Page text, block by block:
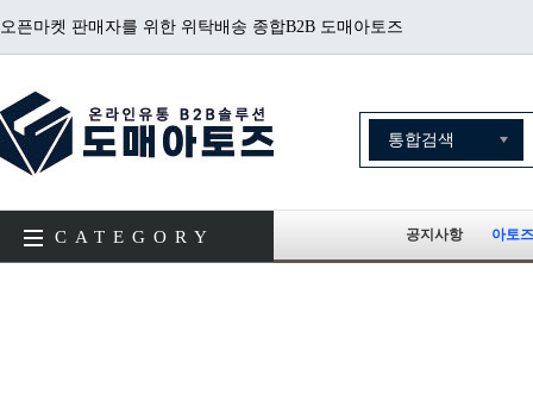
오픈마켓 판매자를 위한 위탁배송 종합B2B 도매아토즈
CATEGORY 공지사항 아토